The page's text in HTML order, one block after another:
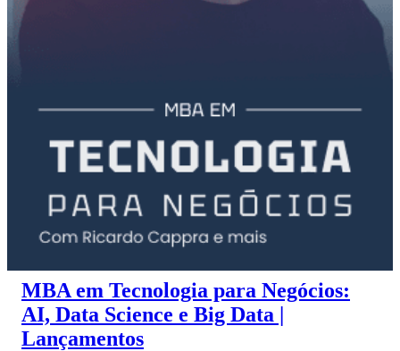
MBA em Tecnologia para Negócios:
AI, Data Science e Big Data |
Lançamentos